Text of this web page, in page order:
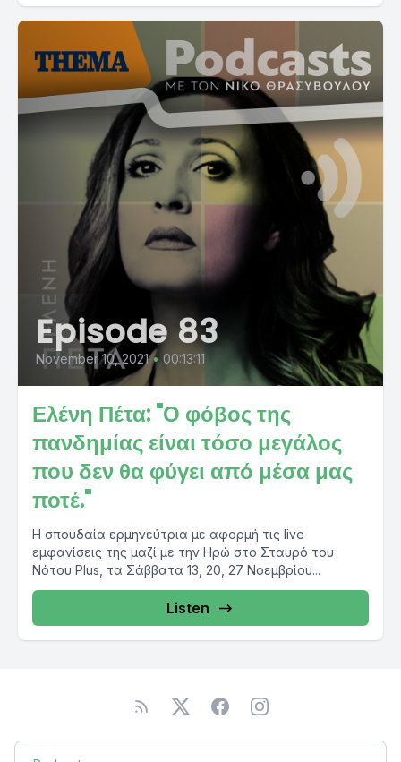
Episode 83
November 10, 2021 • 00:13:11
Ελένη Πέτα: "Ο φόβος της
πανδημίας είναι τόσο μεγάλος
που δεν θα φύγει από μέσα μας
ποτέ."
Η σπουδαία ερμηνεύτρια με αφορμή τις live
εμφανίσεις της μαζί με την Ηρώ στο Σταυρό του
Νότου Plus, τα Σάββατα 13, 20, 27 Νοεμβρίου...
Listen